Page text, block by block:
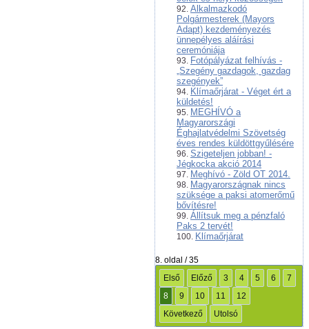
Alkalmazkodó
Polgármesterek (Mayors
Adapt) kezdeményezés
ünnepélyes aláírási
ceremóniája
Fotópályázat felhívás -
„Szegény gazdagok, gazdag
szegények”
Klímaőrjárat - Véget ért a
küldetés!
MEGHÍVÓ a
Magyarországi
Éghajlatvédelmi Szövetség
éves rendes küldöttgyűlésére
Szigeteljen jobban! -
Jégkocka akció 2014
Meghívó - Zöld OT 2014.
Magyarországnak nincs
szüksége a paksi atomerőmű
bővítésre!
Állítsuk meg a pénzfaló
Paks 2 tervét!
Klímaőrjárat
8. oldal / 35
Első
Előző 3 4 5 6
7
8
9 10 11
12
Következő
Utolsó